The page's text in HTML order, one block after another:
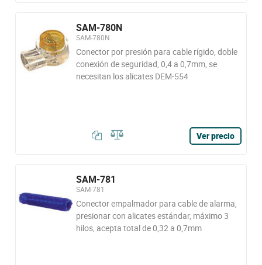
SAM-780N
SAM-780N
Conector por presión para cable rígido, doble
conexión de seguridad, 0,4 a 0,7mm, se
necesitan los alicates DEM-554
Ver precio
SAM-781
SAM-781
Conector empalmador para cable de alarma,
presionar con alicates estándar, máximo 3
hilos, acepta total de 0,32 a 0,7mm